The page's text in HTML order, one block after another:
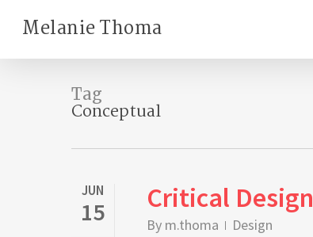
content
Melanie Thoma
Tag
Conceptual
JUN
15 Critical Design
By m.thoma
Design